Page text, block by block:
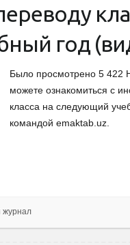
год
Было просмотрено 5 422
можете ознакомиться с
класса на следующий
командой emaktab.uz.
журнал